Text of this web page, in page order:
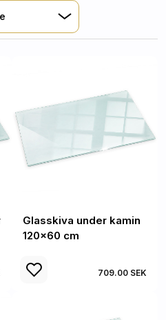
Glasskiva under kamin
120x60 cm
709.00 SEK